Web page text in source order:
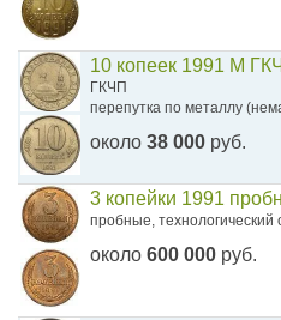
10 копеек 1991 М
ГКЧП
перепутка по металлу
около 38 000 руб.
3 копейки 1991
пробные, технологический
около 600 000 руб.